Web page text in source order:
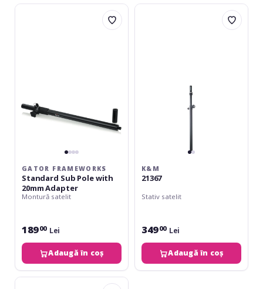
Gator
GATOR FRAMEWORKS
Standard Sub Pole with
20mm Adapter
Montură satelit
18900 Lei
Adaugă în coș
K&M
K&M
21367
Stativ satelit
34900 Lei
Adaugă în coș
K&M